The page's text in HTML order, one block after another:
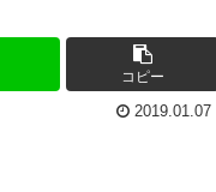
コピー
2019.01.07